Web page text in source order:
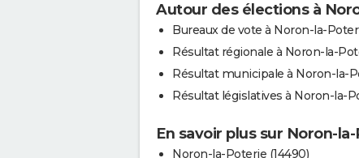
Autour des élections à
Bureaux de vote à Noron-la-
Résultat régionale à Noron-la-
Résultat municipale à Noron-la-
Résultat législatives à Noron-la-
En savoir plus sur Noron-
Noron-la-Poterie (14490)